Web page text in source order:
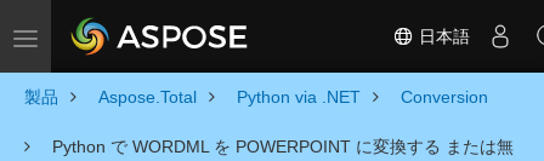
Toggle navigation 日本語
製品 Aspose.Total Python via .NET Conversion
Python で WORDML を POWERPOINT に変換する または無